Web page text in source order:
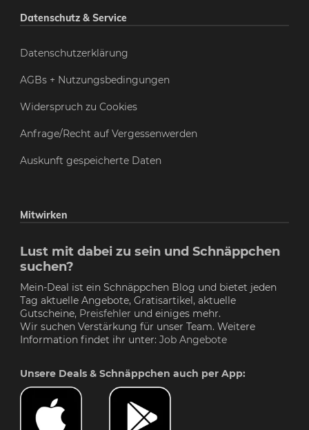
Datenschutz & Service
Datenschutzerklärung
AGBs + Nutzungsbedingungen
Widerspruch zu Cookies
Anfrage/Recht auf Vergessenwerden
Auskunft gespeicherte Daten
Mitwirken
Lust mit dabei zu sein und Schnäppchen
suchen?
Mein-Deal ist ein Schnäppchen Blog und bietet jeden
Tag aktuelle Angebote, Gratisartikel, aktuelle
Gutscheine, Preisfehler und einiges mehr.
Wir suchen Verstärkung für unser Team. Weitere
Information findet ihr unter: Job Angebote
Unsere Deals & Schnäppchen auch per App: